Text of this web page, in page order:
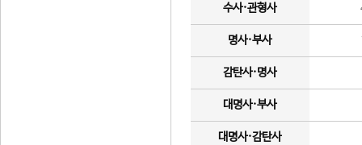
수사·관형사
명사·부사
감탄사·명사
대명사·부사
대명사·감탄사